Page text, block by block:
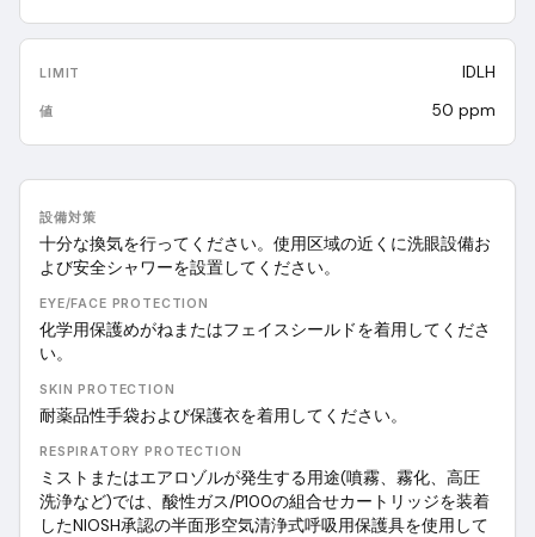
IDLH
50 ppm
設備対策
十分な換気を行ってください。使用区域の近くに洗眼設備お
よび安全シャワーを設置してください。
EYE/FACE PROTECTION
化学用保護めがねまたはフェイスシールドを着用してくださ
い。
SKIN PROTECTION
耐薬品性手袋および保護衣を着用してください。
RESPIRATORY PROTECTION
ミストまたはエアロゾルが発生する用途(噴霧、霧化、高圧
洗浄など)では、酸性ガス/P100の組合せカートリッジを装着
したNIOSH承認の半面形空気清浄式呼吸用保護具を使用して